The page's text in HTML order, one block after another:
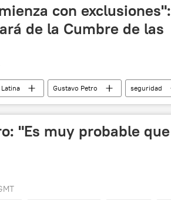
con exclusiones":
de la Cumbre de las
Gustavo Petro seguridad
"Es muy probable que